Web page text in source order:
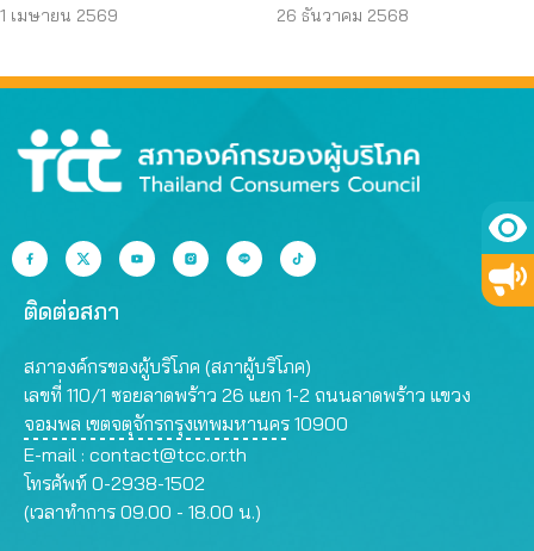
เบรกขึ้นค่าธรรมเนียม
1 เมษายน 2569
ไม่คืนเงิน
26 ธันวาคม 2568
ติดต่อสภา
สภาองค์กรของผู้บริโภค (สภาผู้บริโภค)
เลขที่ 110/1 ซอยลาดพร้าว 26 แยก 1-2 ถนนลาดพร้าว แขวง
จอมพล เขตจตุจักรกรุงเทพมหานคร 10900
E-mail : contact@tcc.or.th
โทรศัพท์ 0-2938-1502
(เวลาทำการ 09.00 - 18.00 น.)